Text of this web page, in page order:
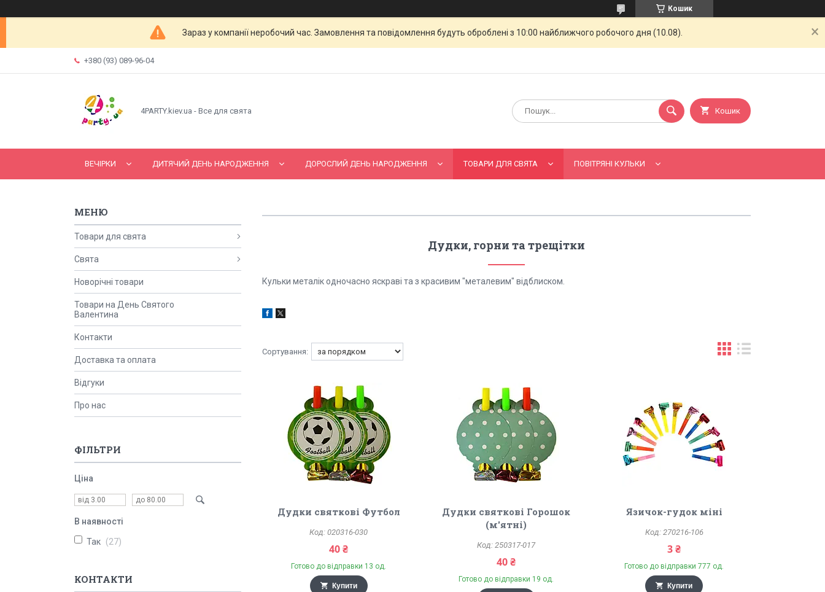
Кошик
Зараз у компанії неробочий час. Замовлення та повідомлення будуть оброблені з 10:00 найближчого робочого дня (10.08).
+380 (93) 089-96-04
4PARTY.kiev.ua - Все для свята Кошик
ВЕЧІРКИ ДИТЯЧИЙ ДЕНЬ НАРОДЖЕННЯ ДОРОСЛИЙ ДЕНЬ НАРОДЖЕННЯ ТОВАРИ ДЛЯ СВЯТА ПОВІТРЯНІ КУЛЬКИ
Дудки, горни та трещітки
Кульки металік одночасно яскраві та з красивим "металевим" відблиском.
Дудки святкові Футбол
020316-030
40 ₴
Готово до відправки 13 од.
Купити
Дудки святкові Горошок
(м'ятні)
250317-017
40 ₴
Готово до відправки 19 од.
Язичок-гудок міні
270216-106
3 ₴
Готово до відправки 777 од.
Купити
Товари для свята
Свята
Новорічні товари
Товари на День Святого
Валентина
Контакти
Доставка та оплата
Відгуки
Про нас
ФІЛЬТРИ
Ціна
В наявності
Так 27
КОНТАКТИ